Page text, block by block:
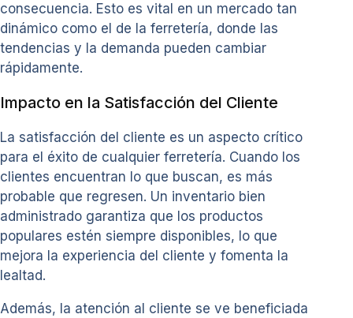
consecuencia. Esto es vital en un mercado tan
dinámico como el de la ferretería, donde las
tendencias y la demanda pueden cambiar
rápidamente.
Impacto en la Satisfacción del Cliente
La satisfacción del cliente es un aspecto crítico
para el éxito de cualquier ferretería. Cuando los
clientes encuentran lo que buscan, es más
probable que regresen. Un inventario bien
administrado garantiza que los productos
populares estén siempre disponibles, lo que
mejora la experiencia del cliente y fomenta la
lealtad.
Además, la atención al cliente se ve beneficiada